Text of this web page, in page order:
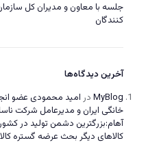
جلسه با معاون و مدیران کل
کنندگان
آخرین دیدگاه‌ها
MyBlog در امید محمودی عضو
خانگی ایران و مدیرعامل شرکت ناسا
آهام:بزرگترین دشمن تولید در
کالاهای دیگر بحث عرضه گستره